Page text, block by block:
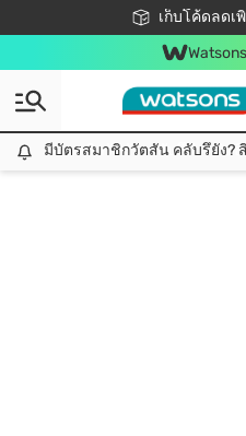
เก็บโค้ดลดเ
ชอปออนไลน์ครั้งแ
📦ส่งฟรี!
สมาชิกวัต
มีบัตรสมาชิกวัตสัน คลับรึยัง?